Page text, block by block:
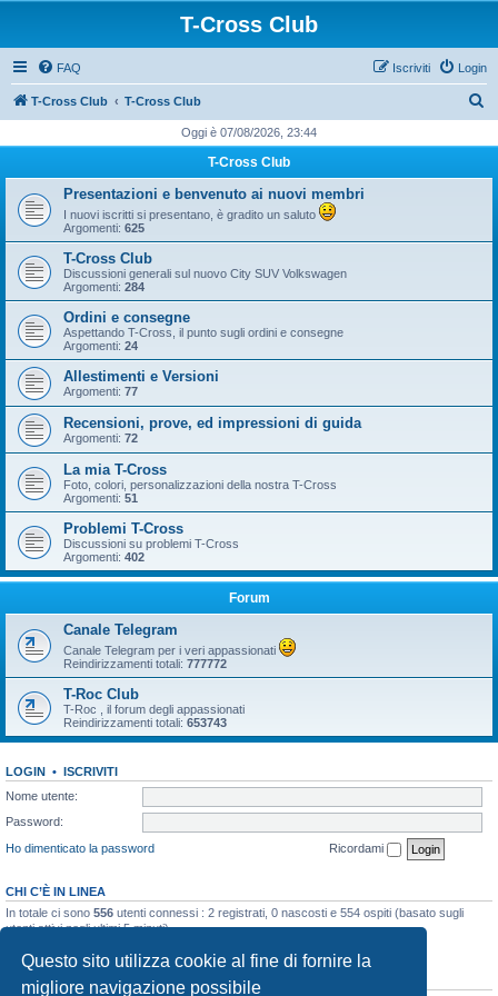
Questo sito utilizza cookie al fine di fornire la
migliore navigazione possibile
T-Cross Club
FAQ Login
Iscriviti
T-Cross Club T-Cross Club
c
Oggi è 07/08/2026, 23:44
T-Cross Club
Presentazioni e benvenuto ai nuovi membri
I nuovi iscritti si presentano, è gradito un saluto
Argomenti: 625
T-Cross Club
Discussioni generali sul nuovo City SUV Volkswagen
Argomenti: 284
Ordini e consegne
Aspettando T-Cross, il punto sugli ordini e consegne
Argomenti: 24
Allestimenti e Versioni
Argomenti: 77
Recensioni, prove, ed impressioni di guida
Argomenti: 72
La mia T-Cross
Foto, colori, personalizzazioni della nostra T-Cross
Argomenti: 51
Problemi T-Cross
Discussioni su problemi T-Cross
Argomenti: 402
Forum
Canale Telegram
Canale Telegram per i veri appassionati
Reindirizzamenti totali: 777772
T-Roc Club
T-Roc , il forum degli appassionati
Reindirizzamenti totali: 653743
LOGIN • ISCRIVITI
Nome utente:
Password:
Ho dimenticato la password
Ricordami
CHI C’È IN LINEA
In totale ci sono 556 utenti connessi : 2 registrati, 0 nascosti e 554 ospiti (basato sugli
utenti attivi negli ultimi 5 minuti)
STATISTICHE